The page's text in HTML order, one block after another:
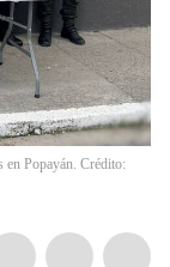
en Popayán. Crédito: